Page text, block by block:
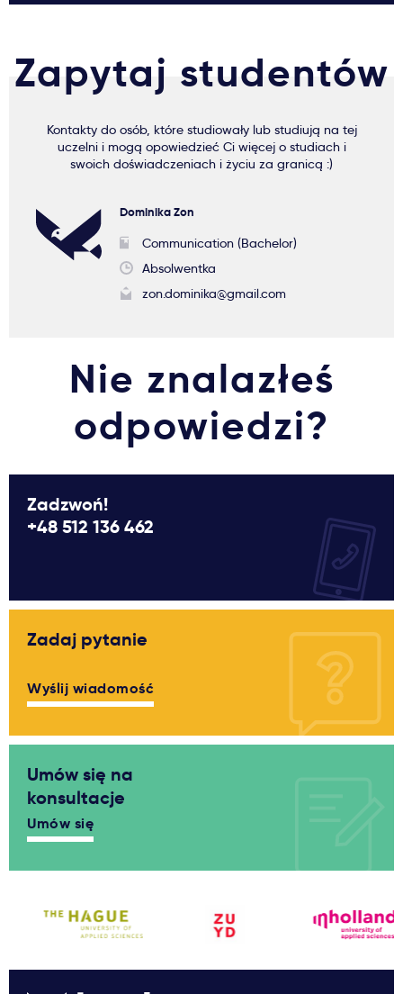
Zapytaj studentów
Kontakty do osób, które studiowały lub studiują na tej
uczelni i mogą opowiedzieć Ci więcej o studiach i
swoich doświadczeniach i życiu za granicą :)
Dominika Zon
Communication (Bachelor)
Absolwentka
zon.dominika@gmail.com
Nie znalazłeś
odpowiedzi?
Zadzwoń!
+48 512 136 462
Zadaj pytanie
Wyślij wiadomość
Umów się na
konsultacje
Umów się